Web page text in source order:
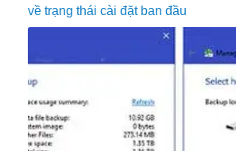
về trạng thái cài đặt ban đầu